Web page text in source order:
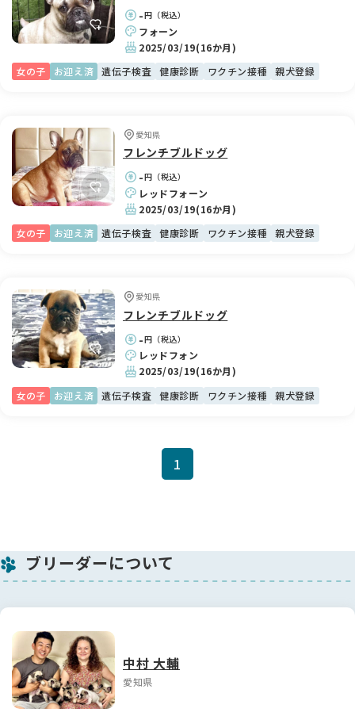
-円（税込）
フォーン
2025/03/19(16か月)
女の子
お迎え済 遺伝子検査 健康診断 ワクチン接種 親犬登録
愛知県
フレンチブルドッグ
-円（税込）
レッドフォーン
2025/03/19(16か月)
女の子
お迎え済 遺伝子検査 健康診断 ワクチン接種 親犬登録
愛知県
フレンチブルドッグ
-円（税込）
レッドフォン
2025/03/19(16か月)
女の子
お迎え済 遺伝子検査 健康診断 ワクチン接種 親犬登録
1
ブリーダーについて
中村 大輔
愛知県